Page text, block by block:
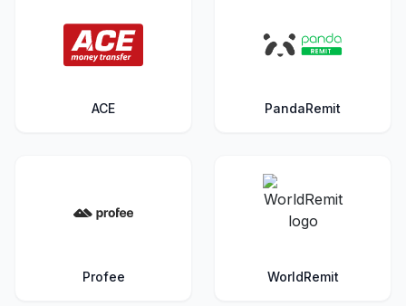
ACE PandaRemit
Profee WorldRemit